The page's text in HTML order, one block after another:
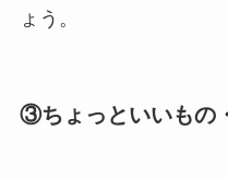
ょう。
③ちょっといいもの